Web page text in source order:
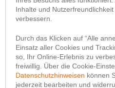
‘LKW-Verkehr’